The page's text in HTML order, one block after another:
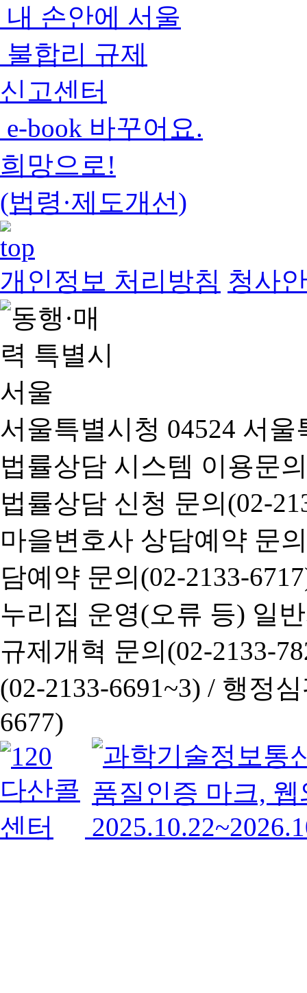
내 손안에 서울
불합리 규제
신고센터
e-book 바꾸어요.
희망으로!
(법령·제도개선)
개인정보 처리방침 청사
서울특별시청 04524 서
법률상담 시스템 이용문
법률상담 신청 문의(02-
마을변호사 상담예약 문
담예약 문의(02-2133-
누리집 운영(오류 등) 일
규제개혁 문의(02-2133-
(02-2133-6691~3) / 행정심
6677)